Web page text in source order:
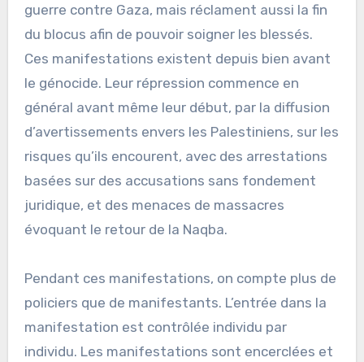
guerre contre Gaza, mais réclament aussi la fin
du blocus afin de pouvoir soigner les blessés.
Ces manifestations existent depuis bien avant
le génocide. Leur répression commence en
général avant même leur début, par la diffusion
d’avertissements envers les Palestiniens, sur les
risques qu’ils encourent, avec des arrestations
basées sur des accusations sans fondement
juridique, et des menaces de massacres
évoquant le retour de la Naqba.
Pendant ces manifestations, on compte plus de
policiers que de manifestants. L’entrée dans la
manifestation est contrôlée individu par
individu. Les manifestations sont encerclées et